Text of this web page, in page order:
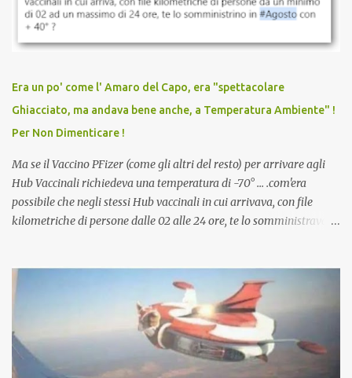
discriminazioni per coloro che non l’hanno fatto. Se non sei stato
vaccinato, nessuno aveva prima cercato di farti sentire una
persona cattiva. Non avevamo mai visto un vaccino che minacci le
vaccino usato per minacciare i mezzi di sussistenza, il lavoro o la
scuola. Non avevamo mai visto un vaccino che permettesse a un
dodicenne di ignorare il consenso dei genitori. Dopo tutti i vaccini
che abbiamo elencato sopra...
Era un po' come l' Amaro del Capo, era "spettacolare
Ghiacciato, ma andava bene anche, a Temperatura Ambiente" !
Per Non Dimenticare !
Ma se il Vaccino PFizer (come gli altri del resto) per arrivare agli
Hub Vaccinali richiedeva una temperatura di -70° ... .com'era
possibile che negli stessi Hub vaccinali in cui arrivava, con file
kilometriche di persone dalle 02 alle 24 ore, te lo somministravano
Vaccino come: l' Amaro del Capo, era "spettacolare Ghiacciato, ma
andava bene anche, a Temperatura Ambiente"! Riproponiamo
l'articolo per NON Dimenticare!